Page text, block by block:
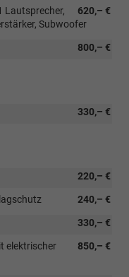
620,– €
Lautsprecher,
Subwoofer
800,– €
330,– €
220,– €
240,– €
330,– €
850,– €
elektrischer